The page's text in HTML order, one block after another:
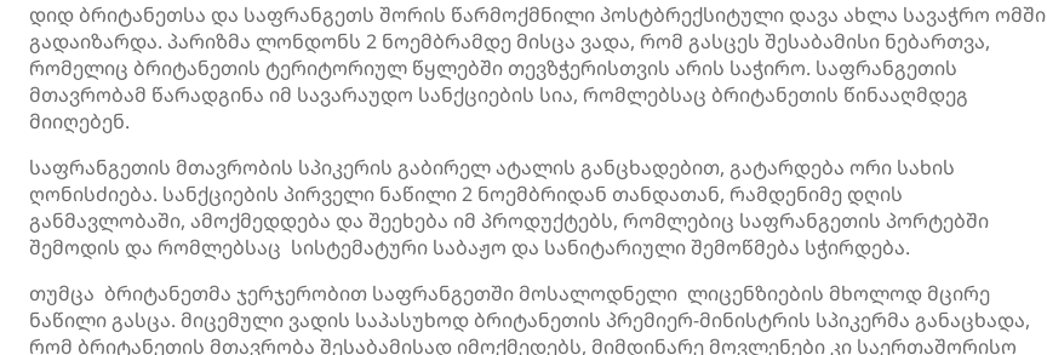
დიდ ბრიტანეთსა და საფრანგეთს შორის წარმოქმნილიპოსტბრექსიტული დავა ახლა სავაჭრო ომში
გადაიზარდა. პარიზმა ლონდონს 2 ნოემბრამდე მისცა ვადა, რომ გასცეს შესაბამისი ნებართვა,
რომელიც ბრიტანეთის ტერიტორიულ წყლებში თევზჭერისთვის არის საჭირო. საფრანგეთის
მთავრობამ წარადგინა იმ სავარაუდო სანქციების სია, რომლებსაც ბრიტანეთის წინააღმდეგ
მიიღებენ.
საფრანგეთის მთავრობის სპიკერის გაბირელატალის განცხადებით, გატარდება ორი სახის
ღონისძიება. სანქციების პირველი ნაწილი 2 ნოემბრიდან თანდათან, რამდენიმე დღის
განმავლობაში, ამოქმედდება და შეეხება იმ პროდუქტებს, რომლებიც საფრანგეთის პორტებში
შემოდის და რომლებსაც სისტემატური საბაჟო და სანიტარიული შემოწმება სჭირდება.
თუმცა ბრიტანეთმა ჯერჯერობით საფრანგეთში მოსალოდნელი ლიცენზიების მხოლოდ მცირე
ნაწილი გასცა. მიცემული ვადის საპასუხოდ ბრიტანეთის პრემიერ-მინისტრის სპიკერმა განაცხადა,
რომ ბრიტანეთის მთავრობა შესაბამისად იმოქმედებს, მიმდინარე მოვლენები კი საერთაშორისო